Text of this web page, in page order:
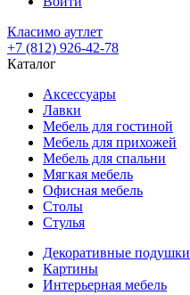
Класимо аутлет
+7 (812) 926-42-78
Каталог
Аксессуары
Лавки
Мебель для гостиной
Мебель для прихожей
Мебель для спальни
Мягкая мебель
Офисная мебель
Столы
Стулья
Декоративные подушки
Картины
Интерьерная мебель